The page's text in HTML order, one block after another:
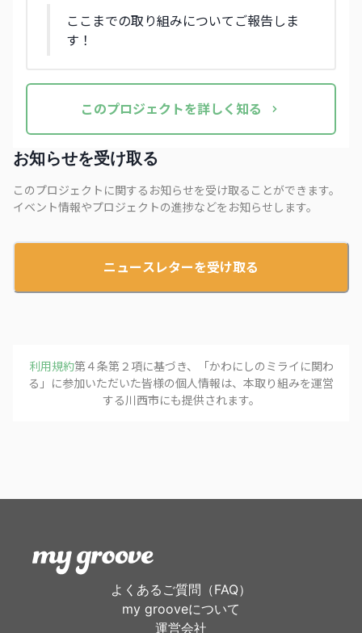
ここまでの取り組みについてご報告しま
す！
このプロジェクトを詳しく知る
お知らせを受け取る
このプロジェクトに関するお知らせを受け取ることができます。
イベント情報やプロジェクトの進捗などをお知らせします。
ニュースレターを受け取る
利用規約第４条第２項に基づき、「かわにしのミライに関わ
る 」に参加いただいた皆様の個人情報は、本取り組みを運営
する川西市にも提供されます。
よくあるご質問（FAQ）
my grooveについて
運営会社